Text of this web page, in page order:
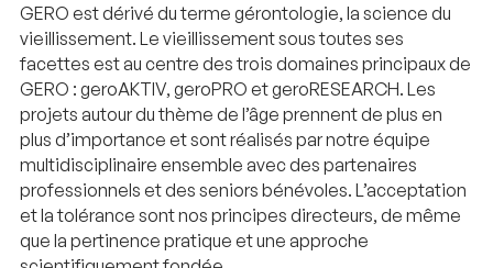
GERO est dérivé du terme gérontologie, la science du
vieillissement. Le vieillissement sous toutes ses
facettes est au centre des trois domaines principaux de
GERO : geroAKTIV, geroPRO et geroRESEARCH. Les
projets autour du thème de l’âge prennent de plus en
plus d’importance et sont réalisés par notre équipe
multidisciplinaire ensemble avec des partenaires
professionnels et des seniors bénévoles. L’acceptation
et la tolérance sont nos principes directeurs, de même
que la pertinence pratique et une approche